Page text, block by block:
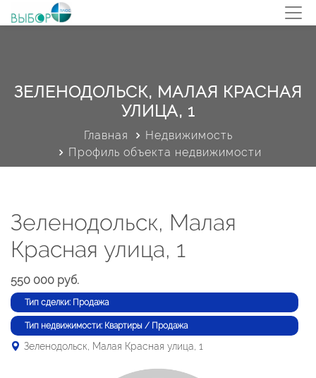
ЗЕЛЕНОДОЛЬСК, МАЛАЯ КРАСНАЯ
УЛИЦА, 1
Главная
Недвижимость
Профиль объекта недвижимости
Зеленодольск, Малая
Красная улица, 1
550 000 руб.
Тип сделки: Продажа
Тип недвижимости: Квартиры / Продажа
Зеленодольск, Малая Красная улица, 1